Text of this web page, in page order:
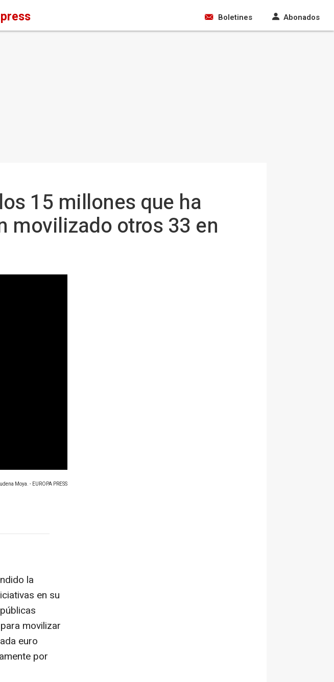
press Boletines Abonados
15 millones que ha
movilizado otros 33 en
Moya. - EUROPA PRESS
la
en su
movilizar
euro
por